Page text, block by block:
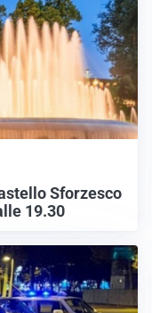
Sforzesco
19.30